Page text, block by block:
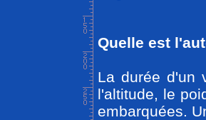
Quelle est
La durée d'un
l'altitude, le
embarquées.